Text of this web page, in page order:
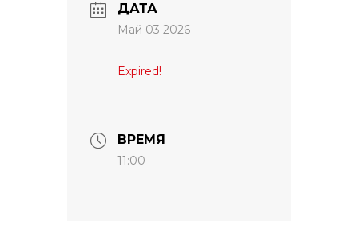
ДАТА
Май 03 2026
Expired!
ВРЕМЯ
11:00